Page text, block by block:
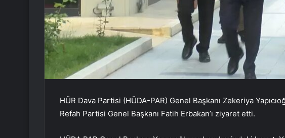
HÜR Dava Partisi (HÜDA-PAR) Genel Başkanı Zekeriya
Refah Partisi Genel Başkanı Fatih Erbakan’ı ziyaret etti.